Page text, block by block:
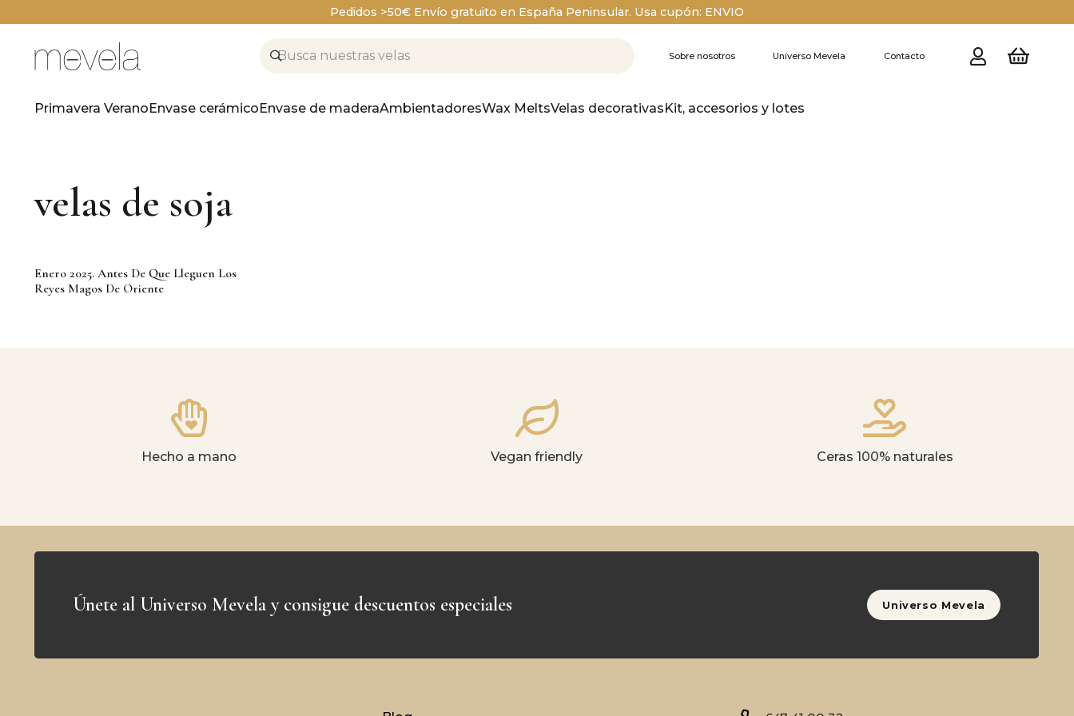
Pedidos >50€ Envío gratuito en España Peninsular. Usa cupón: ENVIO
Sobre nosotros Universo Mevela Contacto
Primavera VeranoEnvase cerámicoEnvase de maderaAmbientadoresWax MeltsVelas decorativasKit, accesorios y lotes
velas de soja
Enero 2025. Antes De Que Lleguen Los
Reyes Magos De Oriente
Hecho a mano Vegan friendly Ceras 100% naturales
Únete al Universo Mevela y consigue descuentos especiales Universo Mevela